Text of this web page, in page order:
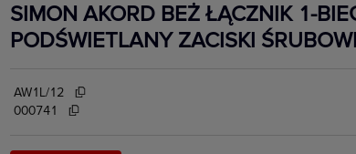
SIMON AKORD BEŻ ŁĄCZNIK 1-
PODŚWIETLANY ZACISKI
AW1L/12
000741